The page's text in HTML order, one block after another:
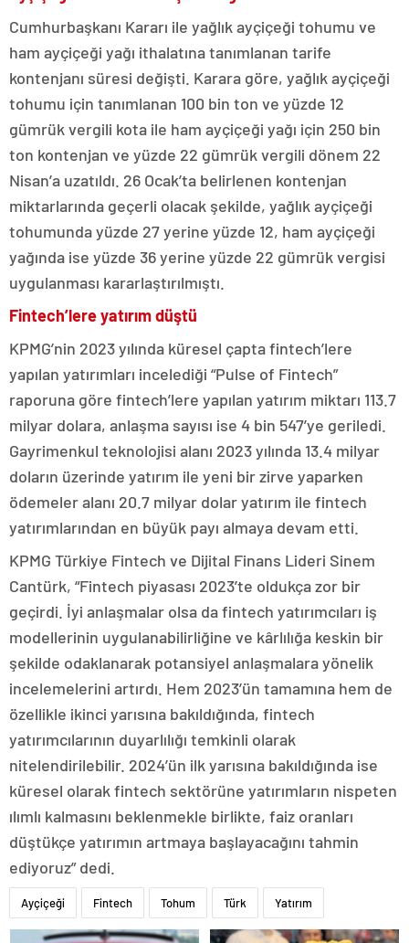
Cumhurbaşkanı Kararı ile yağlık ayçiçeği tohumu ve
ham ayçiçeği yağı ithalatına tanımlanan tarife
kontenjanı süresi değişti. Karara göre, yağlık ayçiçeği
tohumu için tanımlanan 100 bin ton ve yüzde 12
gümrük vergili kota ile ham ayçiçeği yağı için 250 bin
ton kontenjan ve yüzde 22 gümrük vergili dönem 22
Nisan’a uzatıldı. 26 Ocak’ta belirlenen kontenjan
miktarlarında geçerli olacak şekilde, yağlık ayçiçeği
tohumunda yüzde 27 yerine yüzde 12, ham ayçiçeği
yağında ise yüzde 36 yerine yüzde 22 gümrük vergisi
uygulanması kararlaştırılmıştı.
Fintech’lere yatırım düştü
KPMG’nin 2023 yılında küresel çapta fintech’lere
yapılan yatırımları incelediği “Pulse of Fintech”
raporuna göre fintech’lere yapılan yatırım miktarı 113.7
milyar dolara, anlaşma sayısı ise 4 bin 547’ye geriledi.
Gayrimenkul teknolojisi alanı 2023 yılında 13.4 milyar
doların üzerinde yatırım ile yeni bir zirve yaparken
ödemeler alanı 20.7 milyar dolar yatırım ile fintech
yatırımlarından en büyük payı almaya devam etti.
KPMG Türkiye Fintech ve Dijital Finans Lideri Sinem
Cantürk, “Fintech piyasası 2023’te oldukça zor bir
geçirdi. İyi anlaşmalar olsa da fintech yatırımcıları iş
modellerinin uygulanabilirliğine ve kârlılığa keskin bir
şekilde odaklanarak potansiyel anlaşmalara yönelik
incelemelerini artırdı. Hem 2023’ün tamamına hem de
özellikle ikinci yarısına bakıldığında, fintech
yatırımcılarının duyarlılığı temkinli olarak
nitelendirilebilir. 2024’ün ilk yarısına bakıldığında ise
küresel olarak fintech sektörüne yatırımların nispeten
ılımlı kalmasını beklenmekle birlikte, faiz oranları
düştükçe yatırımın artmaya başlayacağını tahmin
ediyoruz” dedi.
Ayçiçeği Fintech Tohum Türk Yatırım